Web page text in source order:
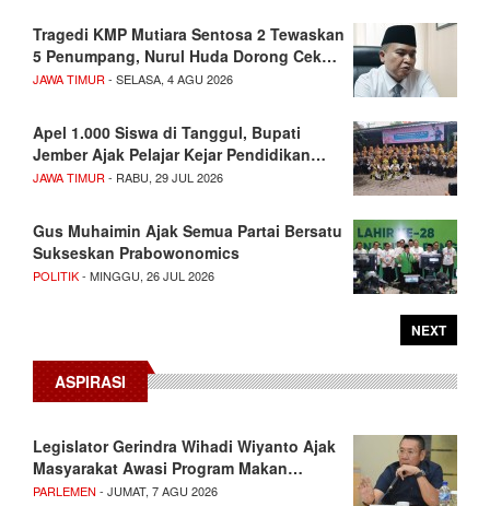
Tragedi KMP Mutiara Sentosa 2 Tewaskan
5 Penumpang, Nurul Huda Dorong Cek…
JAWA TIMUR - SELASA, 4 AGU 2026
Apel 1.000 Siswa di Tanggul, Bupati
Jember Ajak Pelajar Kejar Pendidikan…
JAWA TIMUR - RABU, 29 JUL 2026
Gus Muhaimin Ajak Semua Partai Bersatu
Sukseskan Prabowonomics
POLITIK- MINGGU, 26 JUL 2026
NEXT
ASPIRASI
Legislator Gerindra Wihadi Wiyanto Ajak
Masyarakat Awasi Program Makan…
PARLEMEN - JUMAT, 7 AGU 2026